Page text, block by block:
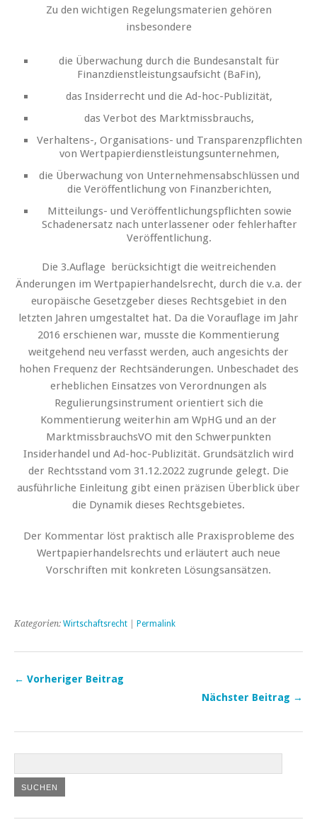
Zu den wichtigen Regelungsmaterien gehören
insbesondere
die Überwachung durch die Bundesanstalt für
Finanzdienstleistungsaufsicht (BaFin),
das Insiderrecht und die Ad-hoc-Publizität,
das Verbot des Marktmissbrauchs,
Verhaltens-, Organisations- und Transparenzpflichten
von Wertpapierdienstleistungsunternehmen,
die Überwachung von Unternehmensabschlüssen und
die Veröffentlichung von Finanzberichten,
Mitteilungs- und Veröffentlichungspflichten sowie
Schadenersatz nach unterlassener oder fehlerhafter
Veröffentlichung.
Die 3.Auflage berücksichtigt die weitreichenden
Änderungen im Wertpapierhandelsrecht, durch die v.a. der
europäische Gesetzgeber dieses Rechtsgebiet in den
letzten Jahren umgestaltet hat. Da die Vorauflage im Jahr
2016 erschienen war, musste die Kommentierung
weitgehend neu verfasst werden, auch angesichts der
hohen Frequenz der Rechtsänderungen. Unbeschadet des
erheblichen Einsatzes von Verordnungen als
Regulierungsinstrument orientiert sich die
Kommentierung weiterhin am WpHG und an der
MarktmissbrauchsVO mit den Schwerpunkten
Insiderhandel und Ad-hoc-Publizität. Grundsätzlich wird
der Rechtsstand vom 31.12.2022 zugrunde gelegt. Die
ausführliche Einleitung gibt einen präzisen Überblick über
die Dynamik dieses Rechtsgebietes.
Der Kommentar löst praktisch alle Praxisprobleme des
Wertpapierhandelsrechts und erläutert auch neue
Vorschriften mit konkreten Lösungsansätzen.
Kategorien: Wirtschaftsrecht Permalink
← Vorheriger Beitrag
Nächster Beitrag →